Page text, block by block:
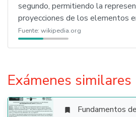
segundo, permitiendo la
proyecciones de los elementos
Fuente: wikipedia.org
Exámenes similares
 Fundamentos